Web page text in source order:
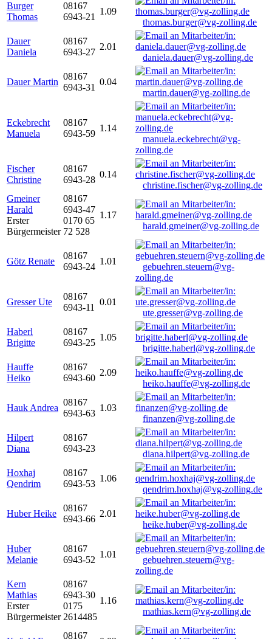
Burger
Thomas
08167
6943-21
1.09
thomas.burger@vg-zolling.de
Dauer
Daniela
08167
6943-27
2.01
daniela.dauer@vg-zolling.de
Dauer Martin
08167
6943-31
0.04
martin.dauer@vg-zolling.de
Eckebrecht
Manuela
08167
6943-59
1.14
manuela.eckebrecht@vg-
zolling.de
Fischer
Christine
08167
6943-28
0.14
christine.fischer@vg-zolling.de
Gmeiner
Harald
Erster
Bürgermeister
08167
6943-47
0170 65
72 528
1.17
harald.gmeiner@vg-zolling.de
Götz Renate
08167
6943-24
1.01
gebuehren.steuern@vg-
zolling.de
Gresser Ute
08167
6943-11
0.01
ute.gresser@vg-zolling.de
Haberl
Brigitte
08167
6943-25
1.05
brigitte.haberl@vg-zolling.de
Hauffe
Heiko
08167
6943-60
2.09
heiko.hauffe@vg-zolling.de
Hauk Andrea
08167
6943-63
1.03
finanzen@vg-zolling.de
Hilpert
Diana
08167
6943-23
diana.hilpert@vg-zolling.de
Hoxhaj
Qendrim
08167
6943-53
1.06
qendrim.hoxhaj@vg-zolling.de
Huber Heike
08167
6943-66
2.01
heike.huber@vg-zolling.de
Huber
Melanie
08167
6943-52
1.01
gebuehren.steuern@vg-
zolling.de
Kern
Mathias
Erster
Bürgermeister
08167
6943-30
0175
2614485
1.16
mathias.kern@vg-zolling.de
08167